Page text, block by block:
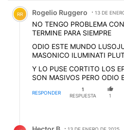
Comentario de Rogelio Ruggero.
RR Rogelio Ruggero 13 DE
NO TENGO PROBLEMA
TERMINE PARA SIEMPRE
ODIO ESTE MUNDO
MASONICO ILUMINATI
Y LO PUSE CORTITO LOS
SON MASIVOS PERO ODIO
RESPONDER
1
RESPUESTA
1